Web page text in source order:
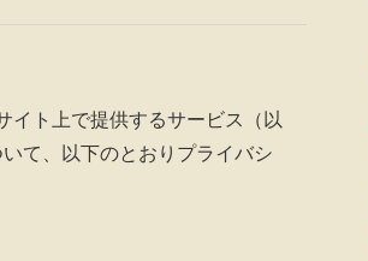
イト上で提供するサービス（以
て、以下のとおりプライバシ